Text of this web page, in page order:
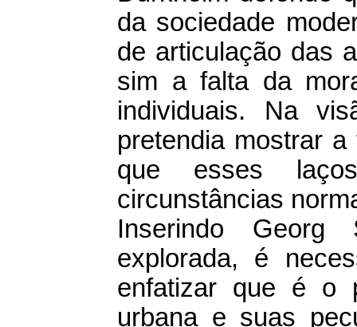
da sociedade
de articulação das
sim a falta da
individuais. Na
pretendia mostrar
que esses
circunstâncias
Inserindo Georg
explorada, é
enfatizar que é o
urbana e suas